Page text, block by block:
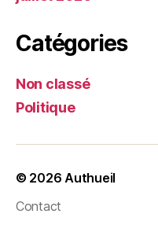
Catégories
Non classé
Politique
© 2026 Authueil
Contact